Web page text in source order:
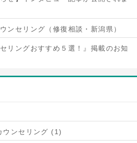
ンセリング（修復相談・新潟県）
リングおすすめ５選！』掲載のお知
ウンセリング (1)